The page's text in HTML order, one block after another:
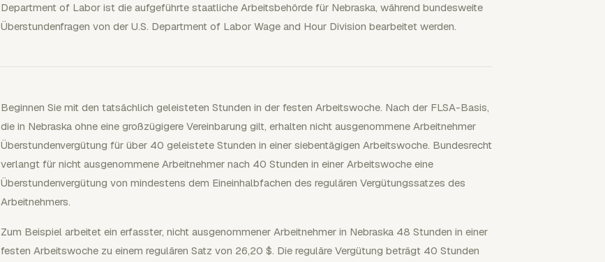
Department of Labor ist die aufgeführte staatliche Arbeitsbehörde für Nebraska, während bundesweite
Überstundenfragen von der U.S. Department of Labor Wage and Hour Division bearbeitet werden.
Beginnen Sie mit den tatsächlich geleisteten Stunden in der festen Arbeitswoche. Nach der FLSA-Basis,
die in Nebraska ohne eine großzügigere Vereinbarung gilt, erhalten nicht ausgenommene Arbeitnehmer
Überstundenvergütung für über 40 geleistete Stunden in einer siebentägigen Arbeitswoche. Bundesrecht
verlangt für nicht ausgenommene Arbeitnehmer nach 40 Stunden in einer Arbeitswoche eine
Überstundenvergütung von mindestens dem Eineinhalbfachen des regulären Vergütungssatzes des
Arbeitnehmers.
Zum Beispiel arbeitet ein erfasster, nicht ausgenommener Arbeitnehmer in Nebraska 48 Stunden in einer
festen Arbeitswoche zu einem regulären Satz von 26,20 $. Die reguläre Vergütung beträgt 40 Stunden